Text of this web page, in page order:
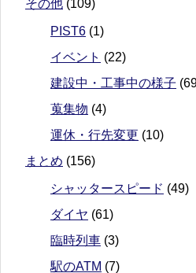
その他 (109)
PIST6 (1)
イベント (22)
建設中・工事中の様子
蒐集物 (4)
運休・行先変更 (10)
まとめ (156)
シャッタースピード (49)
ダイヤ (61)
臨時列車 (3)
駅のATM (7)